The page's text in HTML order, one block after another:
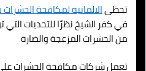
تحظىالالمانية لمكافحة
في كفر الشيخ نظرًا للتحديات
من الحشرات المزعجة والضارة
تعمل شركات مكافحة الحشرات